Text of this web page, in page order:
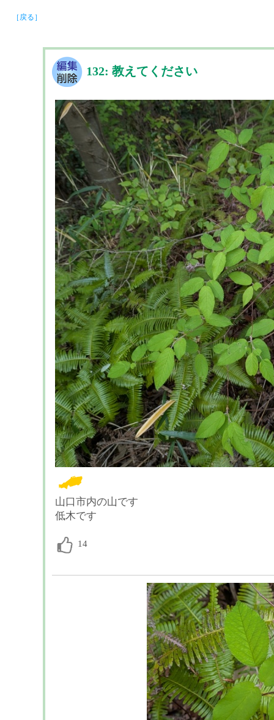
［戻る］
132: 教えてください
山口市内の山です
低木です